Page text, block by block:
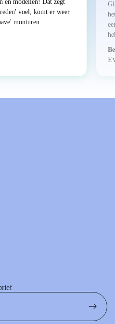
en modellen! Dat zegt
voel, komt er weer
monturen...